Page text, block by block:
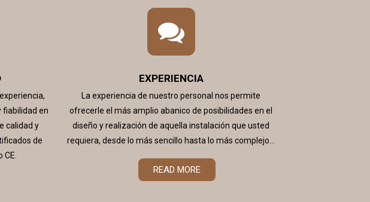
fiabilidad en
calidad y
de
CE.
EXPERIENCIA
La experiencia de nuestro personal nos permite
ofrecerle el más amplio abanico de posibilidades en el
diseño y realización de aquella instalación que usted
requiera, desde lo más sencillo hasta lo más complejo...
READ MORE